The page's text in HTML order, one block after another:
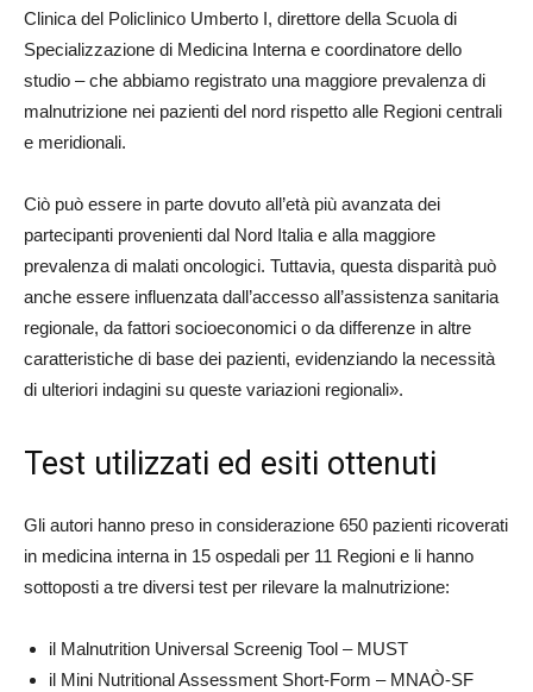
Clinica del Policlinico Umberto I, direttore della Scuola di
Specializzazione di Medicina Interna e coordinatore dello
studio – che abbiamo registrato una maggiore prevalenza di
malnutrizione nei pazienti del nord rispetto alle Regioni centrali
e meridionali.
Ciò può essere in parte dovuto all’età più avanzata dei
partecipanti provenienti dal Nord Italia e alla maggiore
prevalenza di malati oncologici. Tuttavia, questa disparità può
anche essere influenzata dall’accesso all’assistenza sanitaria
regionale, da fattori socioeconomici o da differenze in altre
caratteristiche di base dei pazienti, evidenziando la necessità
di ulteriori indagini su queste variazioni regionali».
Test utilizzati ed esiti ottenuti
Gli autori hanno preso in considerazione 650 pazienti ricoverati
in medicina interna in 15 ospedali per 11 Regioni e li hanno
sottoposti a tre diversi test per rilevare la malnutrizione:
il Malnutrition Universal Screenig Tool – MUST
il Mini Nutritional Assessment Short-Form – MNAÒ-SF